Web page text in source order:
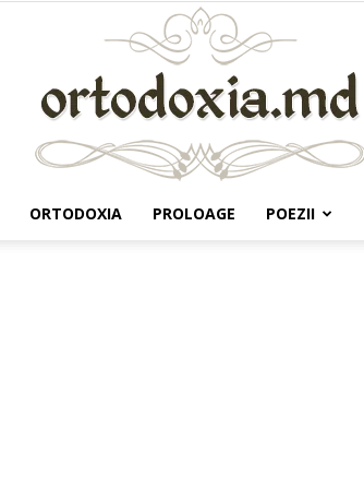
ORTODOXIA PROLOAGE POEZII